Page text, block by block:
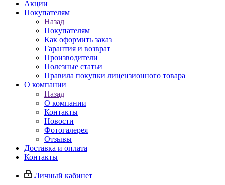
Акции
Покупателям
Назад
Покупателям
Как оформить заказ
Гарантия и возврат
Производители
Полезные статьи
Правила покупки лицензионного товара
О компании
Назад
О компании
Контакты
Новости
Фотогалерея
Отзывы
Доставка и оплата
Контакты
Личный кабинет